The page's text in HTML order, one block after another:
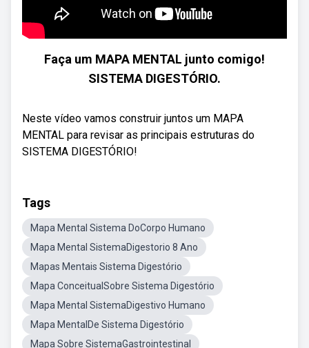
Faça um MAPA MENTAL junto comigo!
SISTEMA DIGESTÓRIO.
Neste vídeo vamos construir juntos um MAPA
MENTAL para revisar as principais estruturas do
SISTEMA DIGESTÓRIO!
Tags
Mapa Mental Sistema DoCorpo Humano
Mapa Mental SistemaDigestorio 8 Ano
Mapas Mentais Sistema Digestório
Mapa ConceitualSobre Sistema Digestório
Mapa Mental SistemaDigestivo Humano
Mapa MentalDe Sistema Digestório
Mapa Sobre SistemaGastrointestinal